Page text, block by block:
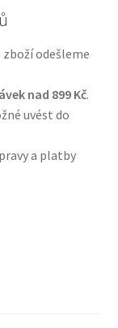
odešleme
nad 899 Kč.
uvést do
a platby